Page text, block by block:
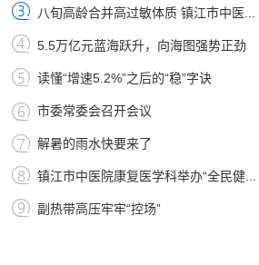
八旬高龄合并高过敏体质 镇江市中医...
5.5万亿元蓝海跃升，向海图强势正劲
读懂“增速5.2%”之后的“稳”字诀
市委常委会召开会议
解暑的雨水快要来了
镇江市中医院康复医学科举办“全民健...
副热带高压牢牢“控场”